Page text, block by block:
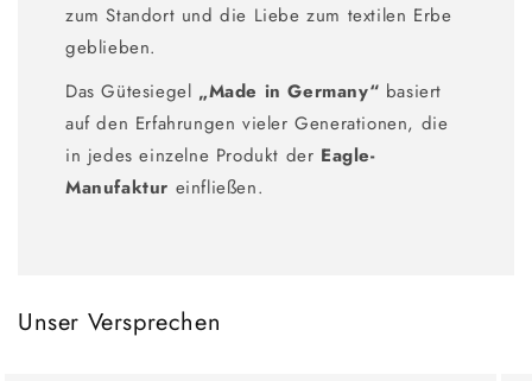
zum Standort und die Liebe zum textilen Erbe
geblieben.
Das Gütesiegel „Made in Germany“ basiert
auf den Erfahrungen vieler Generationen, die
in jedes einzelne Produkt der Eagle-
Manufaktur einfließen.
Unser Versprechen